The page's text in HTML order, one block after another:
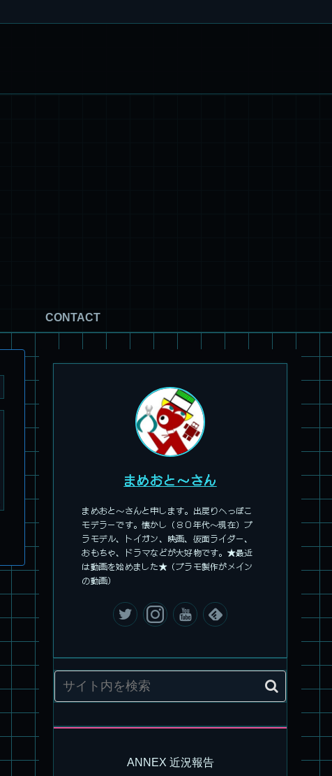
CONTACT
まめおと～さん
まめおと～さんと申します。出戻りへっぽこ
モデラーです。懐かし（８０年代～現在）プ
ラモデル、トイガン、映画、仮面ライダー、
おもちゃ、ドラマなどが大好物です。★最近
は動画を始めました★（プラモ製作がメイン
の動画）
ANNEX 近況報告